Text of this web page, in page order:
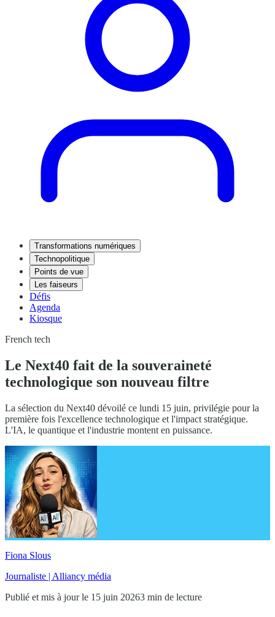
Transformations numériques
Technopolitique
Points de vue
Les faiseurs
Défis
Agenda
Kiosque
French tech
Le Next40 fait de la souveraineté
technologique son nouveau filtre
La sélection du Next40 dévoilé ce lundi 15 juin, privilégie pour la
première fois l'excellence technologique et l'impact stratégique.
L'IA, le quantique et l'industrie montent en puissance.
Fiona Slous
Journaliste | Alliancy média
Publié et mis à jour le 15 juin 20263 min de lecture